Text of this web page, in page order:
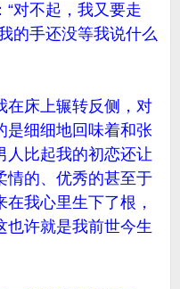
对不起，我又要走
的手还没等我说什么
床上辗转反侧，对
是细细地回味着和张
人比起我的初恋还让
情的、优秀的甚至于
我心里生下了根，
也许就是我前世今生